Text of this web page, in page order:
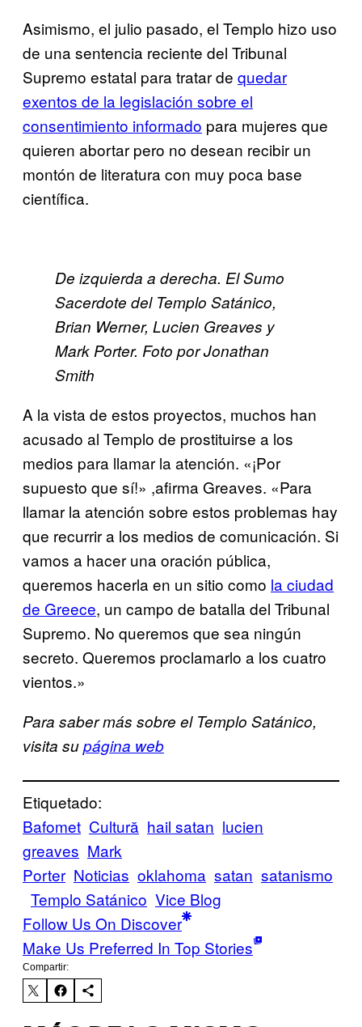
Asimismo, el julio pasado, el Templo hizo uso
de una sentencia reciente del Tribunal
Supremo estatal para tratar de ​quedar
exentos de la legislación sobre el
consentimiento informado para mujeres que
quieren abortar pero no desean recibir un
montón de literatura con muy poca base
científica.
De izquierda a derecha. El Sumo
Sacerdote del Templo Satánico,
Brian Werner, Lucien Greaves y
Mark Porter. Foto por Jonathan
Smith
A la vista de estos proyectos, muchos han
acusado al Templo de prostituirse a los
medios para llamar la atención. «¡Por
supuesto que sí!» ,afirma Greaves. «Para
llamar la atención sobre estos problemas hay
que recurrir a los medios de comunicación. Si
vamos a hacer una oración pública,
queremos hacerla en un sitio como ​la ciudad
de Greece, un campo de batalla del Tribunal
Supremo. No queremos que sea ningún
secreto. Queremos proclamarlo a los cuatro
vientos.»
Para saber más sobre el Templo Satánico,
visita su​página web
Etiquetado:
Bafomet Cultură hail satan lucien
greaves Mark
Porter Noticias oklahoma satan satanismo
Templo Satánico Vice Blog
Follow Us On Discover
Make Us Preferred In Top Stories
Compartir: